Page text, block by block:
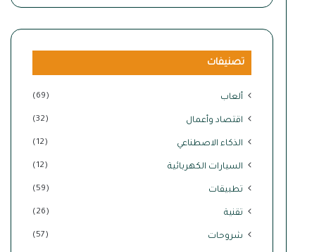
تصنيفات
ألعاب (69)
اقتصاد وأعمال (32)
الذكاء الاصطناعي (12)
السيارات الكهربائية (12)
تطبيقات (59)
تقنية (26)
شروحات (57)